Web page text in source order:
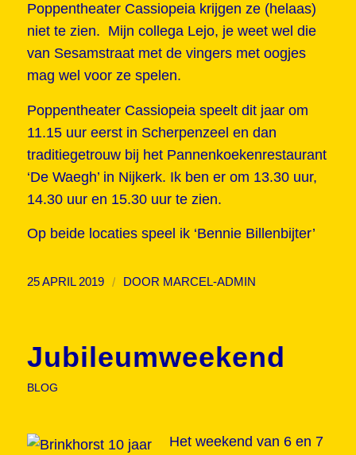
Poppentheater Cassiopeia krijgen ze (helaas)
niet te zien. Mijn collega Lejo, je weet wel die
van Sesamstraat met de vingers met oogjes
mag wel voor ze spelen.
Poppentheater Cassiopeia speelt dit jaar om
11.15 uur eerst in Scherpenzeel en dan
traditiegetrouw bij het Pannenkoekenrestaurant
‘De Waegh’ in Nijkerk. Ik ben er om 13.30 uur,
14.30 uur en 15.30 uur te zien.
Op beide locaties speel ik ‘Bennie Billenbijter’
25 APRIL 2019 / DOOR MARCEL-ADMIN
Jubileumweekend
BLOG
Het weekend van 6 en 7